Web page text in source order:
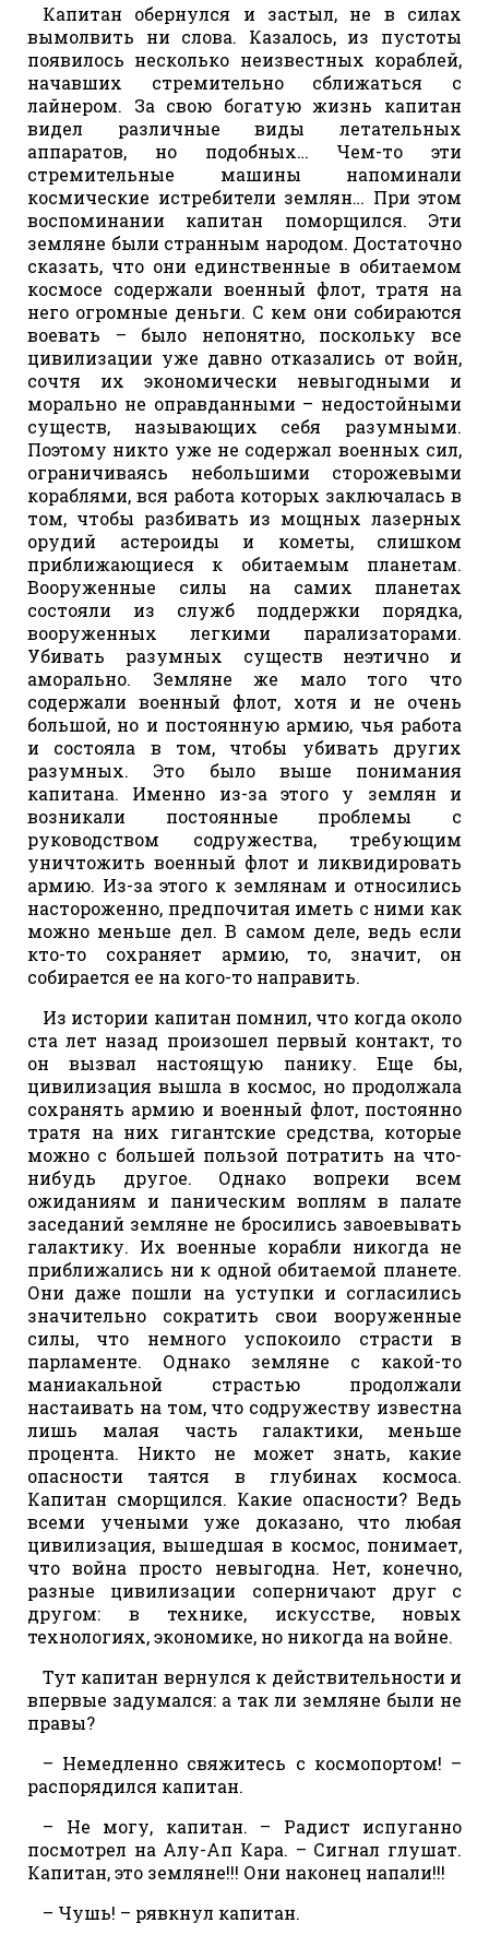
Капитан обернулся и застыл, не в силах
вымолвить ни слова. Казалось, из пустоты
появилось несколько неизвестных кораблей,
начавших стремительно сближаться с
лайнером. За свою богатую жизнь капитан
видел различные виды летательных
аппаратов, но подобных… Чем-то эти
стремительные машины напоминали
космические истребители землян… При этом
воспоминании капитан поморщился. Эти
земляне были странным народом. Достаточно
сказать, что они единственные в обитаемом
космосе содержали военный флот, тратя на
него огромные деньги. С кем они собираются
воевать – было непонятно, поскольку все
цивилизации уже давно отказались от войн,
сочтя их экономически невыгодными и
морально не оправданными – недостойными
существ, называющих себя разумными.
Поэтому никто уже не содержал военных сил,
ограничиваясь небольшими сторожевыми
кораблями, вся работа которых заключалась в
том, чтобы разбивать из мощных лазерных
орудий астероиды и кометы, слишком
приближающиеся к обитаемым планетам.
Вооруженные силы на самих планетах
состояли из служб поддержки порядка,
вооруженных легкими парализаторами.
Убивать разумных существ неэтично и
аморально. Земляне же мало того что
содержали военный флот, хотя и не очень
большой, но и постоянную армию, чья работа
и состояла в том, чтобы убивать других
разумных. Это было выше понимания
капитана. Именно из-за этого у землян и
возникали постоянные проблемы с
руководством содружества, требующим
уничтожить военный флот и ликвидировать
армию. Из-за этого к землянам и относились
настороженно, предпочитая иметь с ними как
можно меньше дел. В самом деле, ведь если
кто-то сохраняет армию, то, значит, он
собирается ее на кого-то направить.
Из истории капитан помнил, что когда около
ста лет назад произошел первый контакт, то
он вызвал настоящую панику. Еще бы,
цивилизация вышла в космос, но продолжала
сохранять армию и военный флот, постоянно
тратя на них гигантские средства, которые
можно с большей пользой потратить на что-
нибудь другое. Однако вопреки всем
ожиданиям и паническим воплям в палате
заседаний земляне не бросились завоевывать
галактику. Их военные корабли никогда не
приближались ни к одной обитаемой планете.
Они даже пошли на уступки и согласились
значительно сократить свои вооруженные
силы, что немного успокоило страсти в
парламенте. Однако земляне с какой-то
маниакальной страстью продолжали
настаивать на том, что содружеству известна
лишь малая часть галактики, меньше
процента. Никто не может знать, какие
опасности таятся в глубинах космоса.
Капитан сморщился. Какие опасности? Ведь
всеми учеными уже доказано, что любая
цивилизация, вышедшая в космос, понимает,
что война просто невыгодна. Нет, конечно,
разные цивилизации соперничают друг с
другом: в технике, искусстве, новых
технологиях, экономике, но никогда на войне.
Тут капитан вернулся к действительности и
впервые задумался: а так ли земляне были не
правы?
– Немедленно свяжитесь с космопортом! –
распорядился капитан.
– Не могу, капитан. – Радист испуганно
посмотрел на Алу-Ап Кара. – Сигнал глушат.
Капитан, это земляне!!! Они наконец напали!!!
– Чушь! – рявкнул капитан.